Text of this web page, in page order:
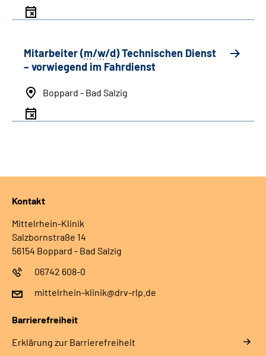
Mitarbeiter (m/w/d) Technischen Dienst
– vorwiegend im Fahrdienst
Boppard - Bad Salzig
Kontakt
Mittelrhein-Klinik
Salzbornstraße 14
56154 Boppard - Bad Salzig
06742 608-0
mittelrhein-klinik@drv-rlp.de
Barrierefreiheit
Erklärung zur Barrierefreiheit